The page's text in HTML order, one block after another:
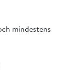
mindestens